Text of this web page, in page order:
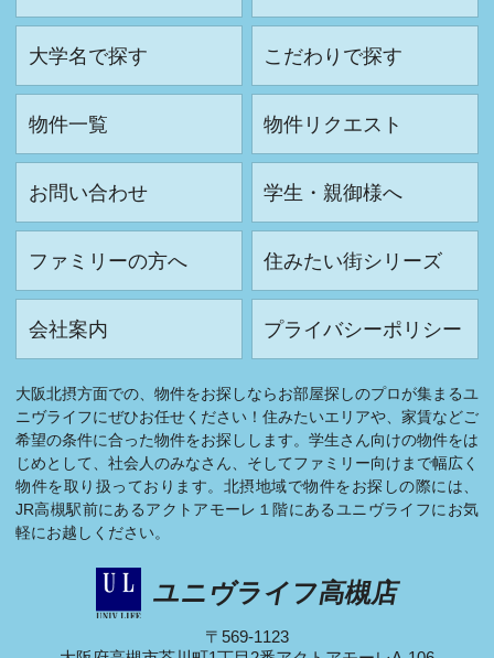
大学名で探す こだわりで探す
物件一覧 物件リクエスト
お問い合わせ 学生・親御様へ
ファミリーの方へ 住みたい街シリーズ
会社案内 プライバシーポリシー
大阪北摂方面での、物件をお探しならお部屋探しのプロが集まるユ
ニヴライフにぜひお任せください！住みたいエリアや、家賃などご
希望の条件に合った物件をお探しします。学生さん向けの物件をは
じめとして、社会人のみなさん、そしてファミリー向けまで幅広く
物件を取り扱っております。北摂地域で物件をお探しの際には、
JR高槻駅前にあるアクトアモーレ１階にあるユニヴライフにお気
軽にお越しください。
ユニヴライフ高槻店
〒569-1123